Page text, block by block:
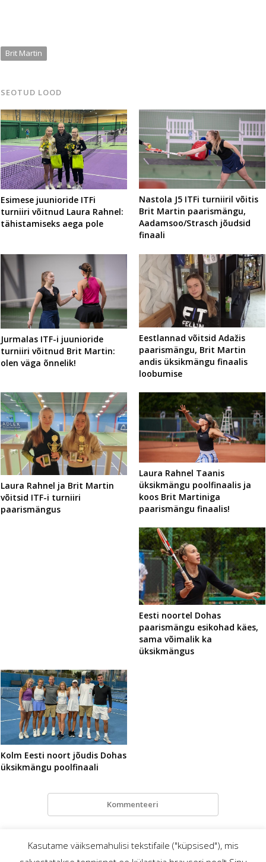
Brit Martin
SEOTUD LOOD
Esimese juunioride ITFi
turniiri võitnud Laura Rahnel:
tähistamiseks aega pole
Nastola J5 ITFi turniiril võitis
Brit Martin paarismängu,
Aadamsoo/Strasch jõudsid
finaali
Jurmalas ITF-i juunioride
turniiri võitnud Brit Martin:
olen väga õnnelik!
Eestlannad võitsid Adažis
paarismängu, Brit Martin
andis üksikmängu finaalis
loobumise
Laura Rahnel ja Brit Martin
võitsid ITF-i turniiri
paarismängus
Laura Rahnel Taanis
üksikmängu poolfinaalis ja
koos Brit Martiniga
paarismängu finaalis!
Eesti noortel Dohas
paarismängu esikohad käes,
sama võimalik ka
üksikmängus
Kolm Eesti noort jõudis Dohas
üksikmängu poolfinaali
Kommenteeri
Kasutame väiksemahulisi tekstifaile ("küpsised"), mis